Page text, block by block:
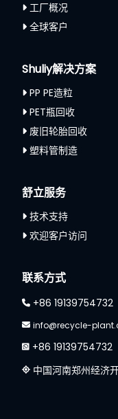
工厂概况
全球客户
Shuliy解决方案
PP PE造粒
PET瓶回收
废旧轮胎回收
塑料管制造
舒立服务
技术支持
欢迎客户访问
联系方式
+86 19139754732
info@recycle-
+86 19139754732
中国河南郑州经济